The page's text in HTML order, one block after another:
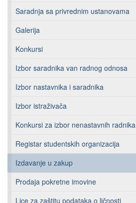
Saradnja sa privrednim ustanovama
Galerija
Konkursi
Izbor saradnika van radnog odnosa
Izbor nastavnika i saradnika
Izbor istraživača
Konkursi za izbor nenastavnih radnika
Registar studentskih organizacija
Izdavanje u zakup
Prodaja pokretne imovine
Lice za zaštitu podataka o ličnosti